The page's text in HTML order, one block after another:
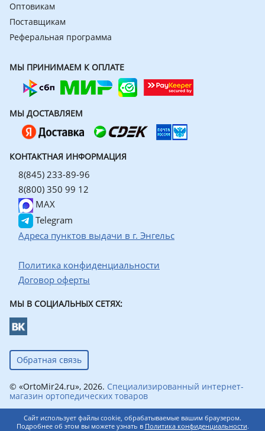
Оптовикам
Поставщикам
Реферальная программа
МЫ ПРИНИМАЕМ К ОПЛАТЕ
МЫ ДОСТАВЛЯЕМ
КОНТАКТНАЯ ИНФОРМАЦИЯ
8(845) 233-89-96
8(800) 350 99 12
MAX
Telegram
Адреса пунктов выдачи в г. Энгельс
Политика конфиденциальности
Договор оферты
МЫ В СОЦИАЛЬНЫХ СЕТЯХ:
Обратная связь
© «OrtoMir24.ru», 2026. Специализированный интернет-
магазин ортопедических товаров
Сайт использует файлы cookie, обрабатываемые вашим браузером.
Подробнее об этом вы можете узнать в Политика конфиденциальности.